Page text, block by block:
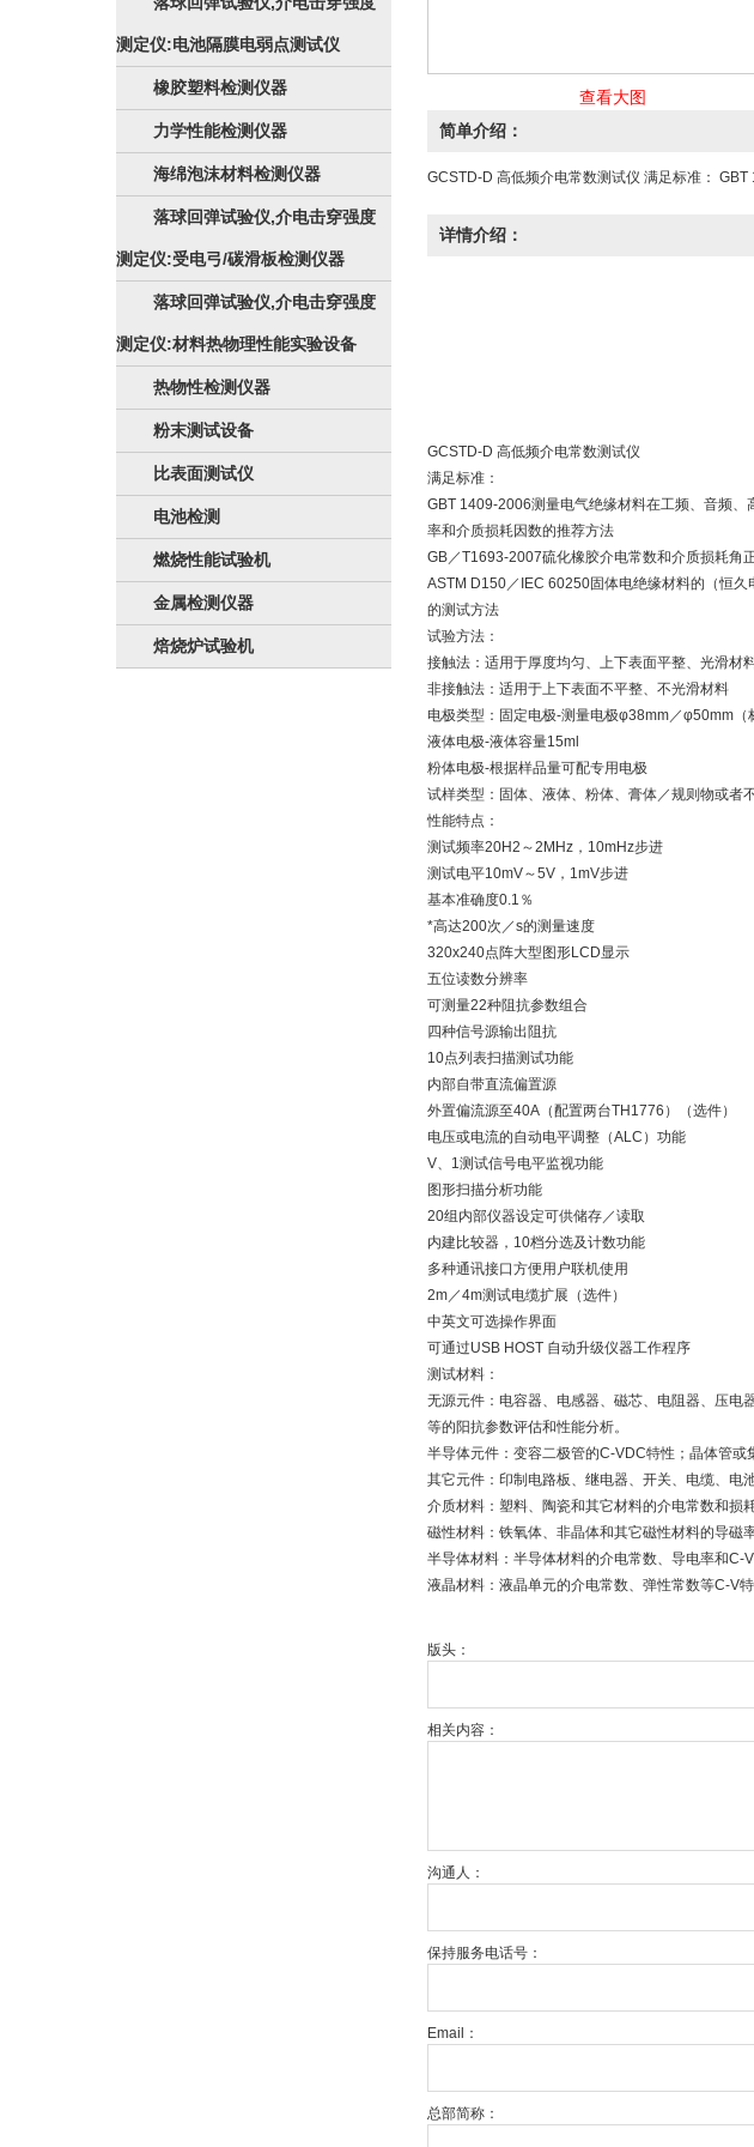
测定仪:电池隔膜电弱点测试仪
橡胶塑料检测仪器
力学性能检测仪器
海绵泡沫材料检测仪器
落球回弹试验仪,介电击穿强度
测定仪:受电弓/碳滑板检测仪器
落球回弹试验仪,介电击穿强度
测定仪:材料热物理性能实验设备
热物性检测仪器
粉末测试设备
比表面测试仪
电池检测
燃烧性能试验机
金属检测仪器
焙烧炉试验机
查看大图
简单介绍：
GCSTD-D 高低频介电常数测试仪 满足标准：
详情介绍：
GCSTD-D 高低频介电常数测试仪
满足标准：
GBT 1409-2006测量电气绝缘材料在工频、音频、
率和介质损耗因数的推荐方法
GB／T1693-2007硫化橡胶介电常数和介质损耗角
ASTM D150／IEC 60250固体电绝缘材料的（恒
的测试方法
试验方法：
接触法：适用于厚度均匀、上下表面平整、光滑材
非接触法：适用于上下表面不平整、不光滑材料
电极类型：固定电极-测量电极φ38mm／φ50mm（
液体电极-液体容量15ml
粉体电极-根据样品量可配专用电极
试样类型：固体、液体、粉体、膏体／规则物或者
性能特点：
测试频率20H2～2MHz，10mHz步进
测试电平10mV～5V，1mV步进
基本准确度0.1％
*高达200次／s的测量速度
320x240点阵大型图形LCD显示
五位读数分辨率
可测量22种阻抗参数组合
四种信号源输出阻抗
10点列表扫描测试功能
内部自带直流偏置源
外置偏流源至40A（配置两台TH1776）（选件）
电压或电流的自动电平调整（ALC）功能
V、1测试信号电平监视功能
图形扫描分析功能
20组内部仪器设定可供储存／读取
内建比较器，10档分选及计数功能
多种通讯接口方便用户联机使用
2m／4m测试电缆扩展（选件）
中英文可选操作界面
可通过USB HOST 自动升级仪器工作程序
测试材料：
无源元件：电容器、电感器、磁芯、电阻器、压电
等的阳抗参数评估和性能分析。
半导体元件：变容二极管的C-VDC特性；晶体管或
其它元件：印制电路板、继电器、开关、电缆、电
介质材料：塑料、陶瓷和其它材料的介电常数和损
磁性材料：铁氧体、非晶体和其它磁性材料的导磁
半导体材料：半导体材料的介电常数、导电率和C-
液晶材料：液晶单元的介电常数、弹性常数等C-V
版头：
相关内容：
沟通人：
保持服务电话号：
Email：
总部简称：